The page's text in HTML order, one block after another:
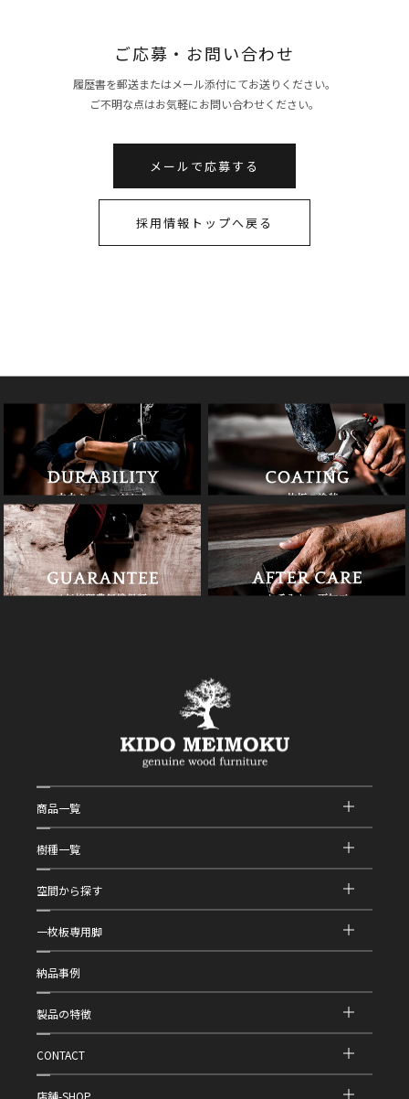
ご応募・お問い合わせ
履歴書を郵送またはメール添付にてお送りください。
ご不明な点はお気軽にお問い合わせください。
メールで応募する
採用情報トップへ戻る
商品一覧
樹種一覧
空間から探す
一枚板専用脚
納品事例
製品の特徴
CONTACT
店舗-SHOP